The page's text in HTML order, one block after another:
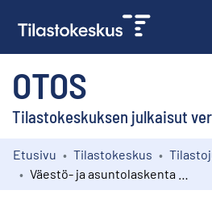
OTOS
Tilastokeskuksen julkaisut
Kokoelmat
Etusivu Tilastokeskus